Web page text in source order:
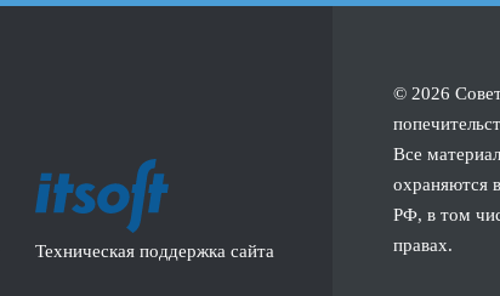
Техническая поддержка сайта
© 2026
Все
охраняются
РФ, в том
правах.